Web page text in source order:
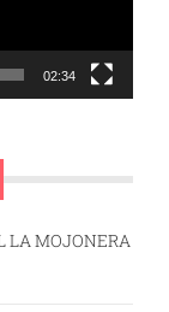
02:34
LA MOJONERA